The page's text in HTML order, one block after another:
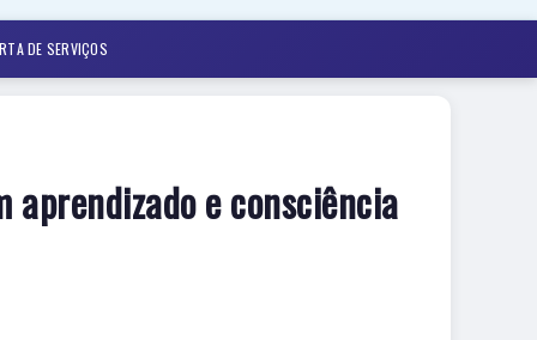
DE SERVIÇOS
e consciência